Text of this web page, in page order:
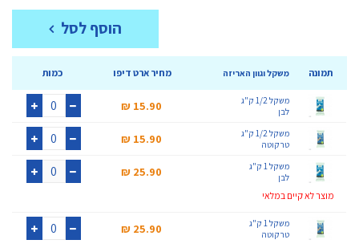
הוסף לסל
תמונה משקל וגוון האריזה מחיר ארט דיפו כמות
משקל 1/2 ק"ג
לבן
15.90 ₪‎
-
+
משקל 1/2 ק"ג
טרקוטה
15.90 ₪‎
-
+
משקל 1 ק"ג
לבן
25.90 ₪‎
מוצר לא קיים במלאי
משקל 1 ק"ג
טרקוטה
25.90 ₪‎